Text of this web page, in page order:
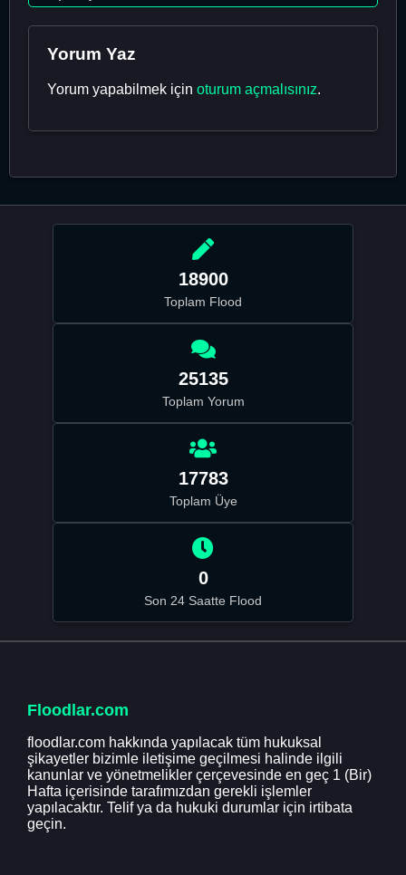
Yorum Yaz
Yorum yapabilmek için oturum açmalısınız.
18900
Toplam Flood
25135
Toplam Yorum
17783
Toplam Üye
0
Son 24 Saatte Flood
Floodlar.com
floodlar.com hakkında yapılacak tüm hukuksal
şikayetler bizimle iletişime geçilmesi halinde ilgili
kanunlar ve yönetmelikler çerçevesinde en geç 1 (Bir)
Hafta içerisinde tarafımızdan gerekli işlemler
yapılacaktır. Telif ya da hukuki durumlar için irtibata
geçin.